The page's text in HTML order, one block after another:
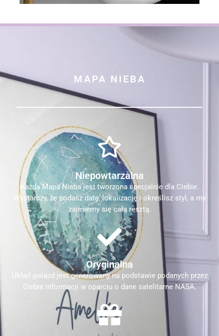
MAPA NIEBA
Niepowtarzalna
Każda Mapa Nieba jest tworzona specjalnie dla Ciebie.
Wystarczy, że podasz datę, lokalizację i określisz styl, a my
zajmiemy się całą resztą.
Oryginalna
Układ gwiazd jest generowany na podstawie podanych przez
Ciebie informacji w oparciu o dane satelitarne NASA.